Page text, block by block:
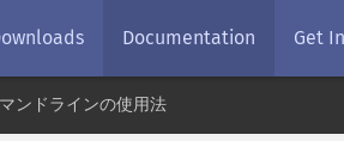
Documentation Get
ンドラインの使用法